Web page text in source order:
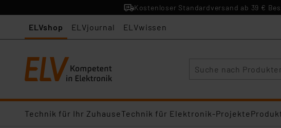
Kostenloser Standardversand ab 39 €
ELVshop ELVjournal ELVwissen
Technik für Ihr ZuhauseTechnik für Elektronik-Projekte